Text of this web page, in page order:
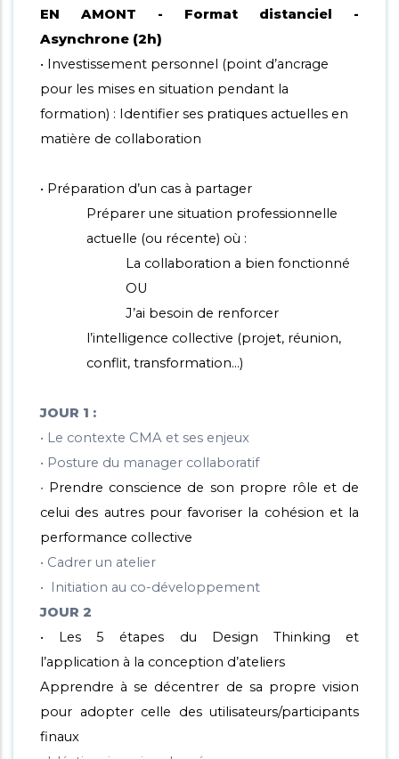
EN AMONT - Format distanciel -
Asynchrone (2h)
• Investissement personnel (point d’ancrage
pour les mises en situation pendant la
formation) : Identifier ses pratiques actuelles en
matière de collaboration
• Préparation d’un cas à partager
Préparer une situation professionnelle
actuelle (ou récente) où :
La collaboration a bien fonctionné
OU
J’ai besoin de renforcer
l’intelligence collective (projet, réunion,
conflit, transformation…)
JOUR 1 :
• Le contexte CMA et ses enjeux
• Posture du manager collaboratif
• Prendre conscience de son propre rôle et de
celui des autres pour favoriser la cohésion et la
performance collective
• Cadrer un atelier
• Initiation au co-développement
JOUR 2
• Les 5 étapes du Design Thinking et
l’application à la conception d’ateliers
Apprendre à se décentrer de sa propre vision
pour adopter celle des utilisateurs/participants
finaux